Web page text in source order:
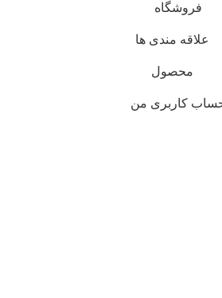
فروشگاه
علاقه مندی ها
محصول
کاربری من